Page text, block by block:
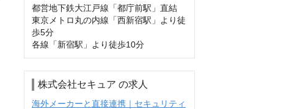
都営地下鉄大江戸線「都庁前駅」直結
東京メトロ丸の内線「西新宿駅」より徒
歩5分
各線「新宿駅」より徒歩10分
株式会社セキュア の求人
海外メーカーと直接連携｜セキュリティ